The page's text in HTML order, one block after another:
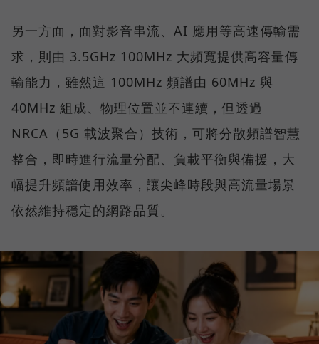
另一方面，面對影音串流、AI 應用等高速傳輸需
求，則由 3.5GHz 100MHz 大頻寬提供高容量傳
輸能力，雖然這 100MHz 頻譜由 60MHz 與
40MHz 組成、物理位置並不連續，但透過
NRCA（5G 載波聚合）技術，可將分散頻譜智慧
整合，即時進行流量分配、負載平衡與備援，大
幅提升頻譜使用效率，讓尖峰時段與高流量場景
依然維持穩定的網路品質。